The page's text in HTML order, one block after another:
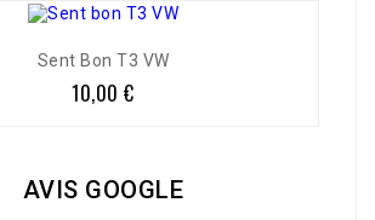
Sent Bon T3 VW
Prix
10,00 €
AVIS GOOGLE